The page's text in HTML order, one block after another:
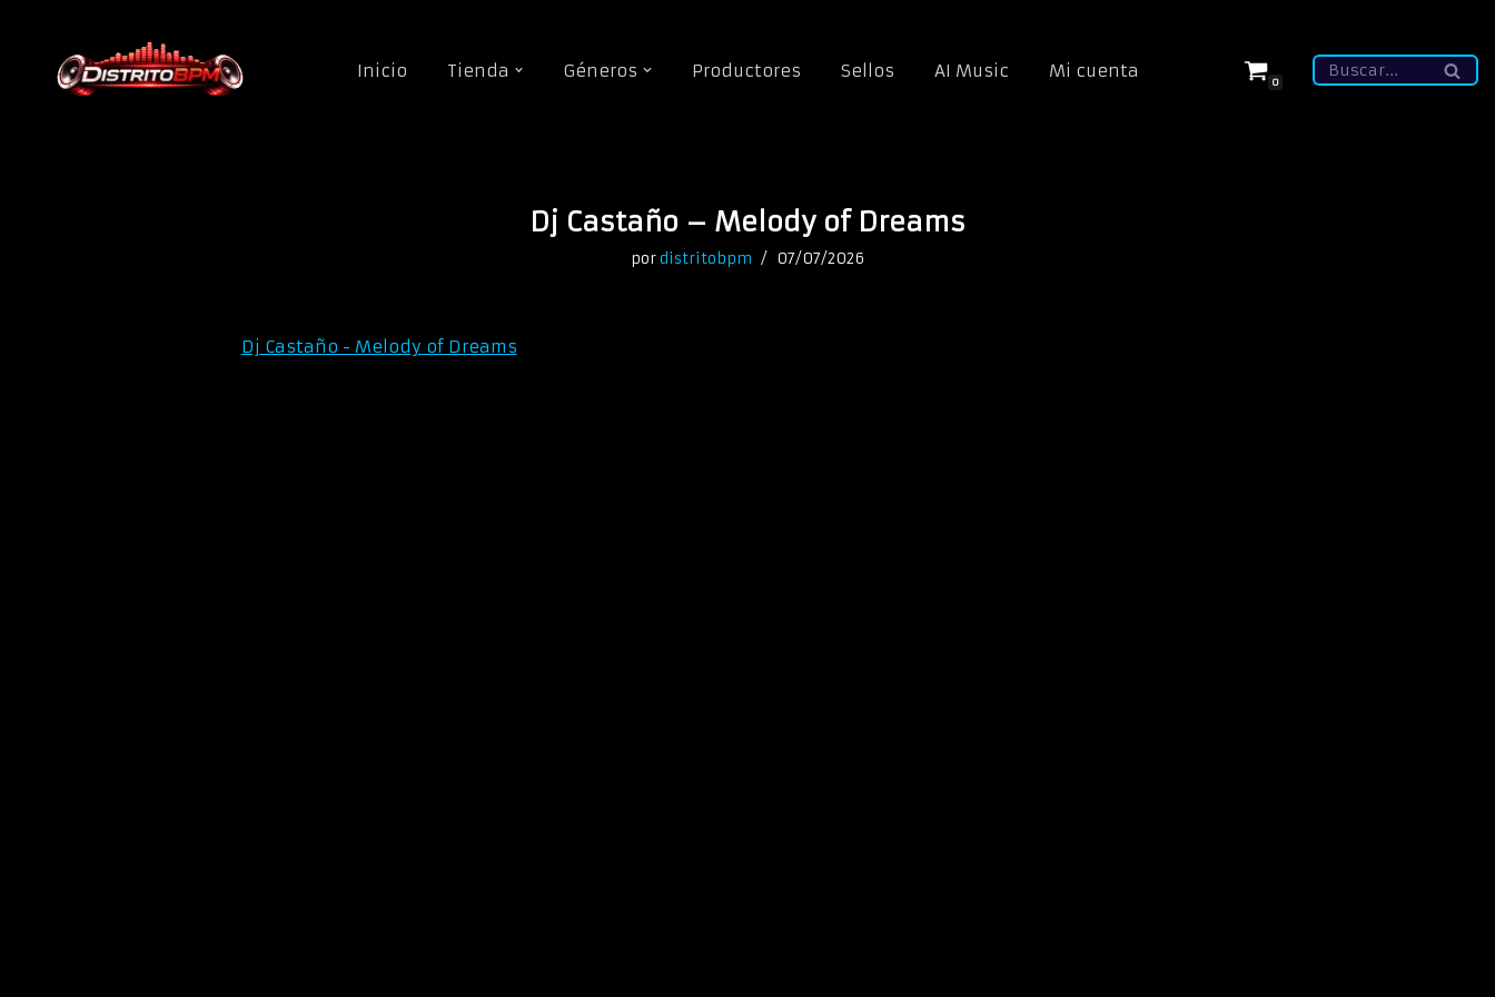
Inicio
Tienda Géneros Productores Sellos AI Music Mi cuenta
0
Dj Castaño – Melody of Dreams
pordistritobpm 07/07/2026
Dj Castaño - Melody of Dreams